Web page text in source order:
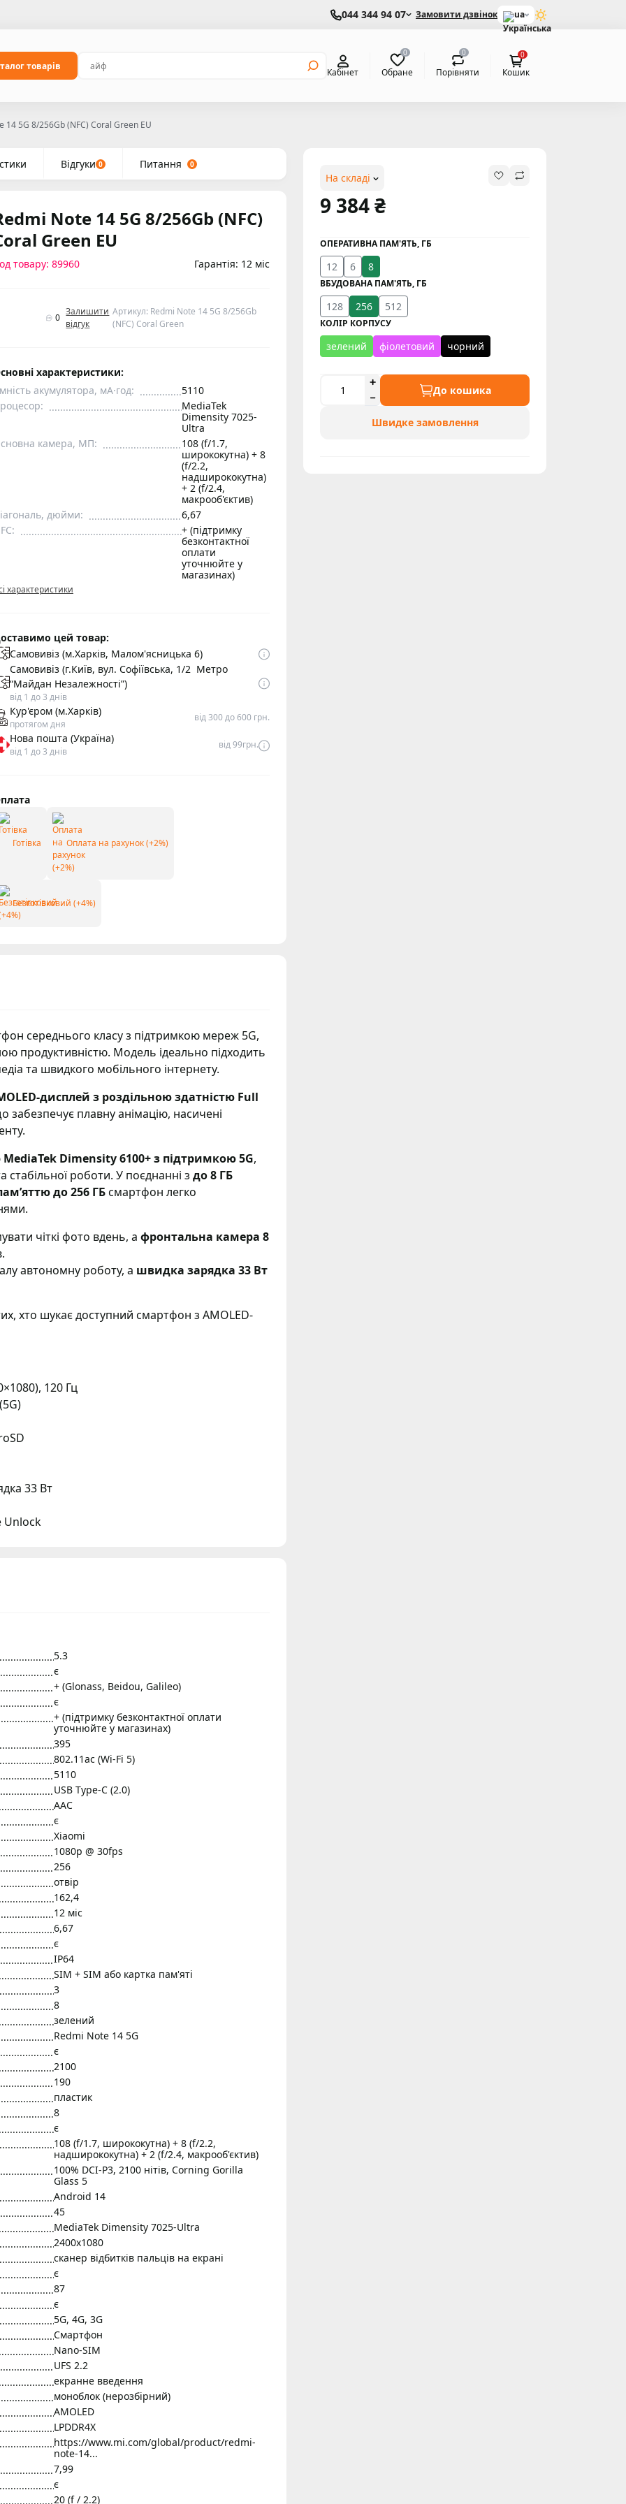
044 344 94 07 Замовити дзвінок ua
товарів
Кабінет
0
Обране
0
Порівняти
0
Кошик
14 5G 8/256Gb (NFC) Coral Green EU
Відгуки 0 Питання 0
Note 14 5G 8/256Gb (NFC)
Green EU
товару: 89960 Гарантія: 12 міс
0
Залишити
відгук
Артикул: Redmi Note 14 5G 8/256Gb
(NFC) Coral Green
На складі
9 384 ₴
ОПЕРАТИВНА ПАМ'ЯТЬ, ГБ
12 6 8
ВБУДОВАНА ПАМ'ЯТЬ, ГБ
128 256 512
КОЛІР КОРПУСУ
зелений фіолетовий чорний
До кошика
Швидке замовлення
характеристики:
акумулятора, мА·год:
5110
MediaTek
Dimensity 7025-
Ultra
камера, МП:
108 (f/1.7,
ширококутна) + 8
(f/2.2,
надширококутна)
+ 2 (f/2.4,
макрооб'єктив)
дюйми:
6,67
+ (підтримку
безконтактної
оплати
уточнюйте у
магазинах)
характеристики
цей товар:
Самовивіз (м.Харків, Малом'ясницька 6)
Самовивіз (г.Київ, вул. Софіївська, 1/2 Метро
“Майдан Незалежності”)
від 1 до 3 днів
Кур'єром (м.Харків)
протягом дня
від 300 до 600 грн.
Нова пошта (Україна)
від 1 до 3 днів
від 99грн.
Готівка Оплата на рахунок (+2%)
Безготівковий (+4%)
середнього класу з підтримкою мереж 5G,
продуктивністю. Модель ідеально підходить
та швидкого мобільного інтернету.
дисплей з роздільною здатністю Full
забезпечує плавну анімацію, насичені
MediaTek Dimensity 6100+ з підтримкою 5G,
роботи. У поєднанні з до 8 ГБ
до 256 ГБсмартфон легко
чіткі фото вдень, а фронтальна камера 8
автономну роботу, а швидка зарядка 33 Вт
хто шукає доступний смартфон з AMOLED-
120 Гц
33 Вт
Unlock
5.3
є
+ (Glonass, Beidou, Galileo)
є
+ (підтримку безконтактної оплати
уточнюйте у магазинах)
395
802.11ac (Wi-Fi 5)
5110
USB Type-C (2.0)
AAC
є
Xiaomi
1080p @ 30fps
256
отвір
162,4
12 міс
6,67
є
IP64
SIM + SIM або картка пам'яті
3
8
зелений
Redmi Note 14 5G
є
2100
190
пластик
8
є
108 (f/1.7, ширококутна) + 8 (f/2.2,
надширококутна) + 2 (f/2.4, макрооб'єктив)
100% DCI-P3, 2100 нітів, Corning Gorilla
Glass 5
Android 14
45
MediaTek Dimensity 7025-Ultra
2400x1080
сканер відбитків пальців на екрані
є
87
є
5G, 4G, 3G
Смартфон
Nano-SIM
UFS 2.2
екранне введення
моноблок (нерозбірний)
AMOLED
LPDDR4X
https://www.mi.com/global/product/redmi-
note-14...
7,99
є
20 (f / 2.2)